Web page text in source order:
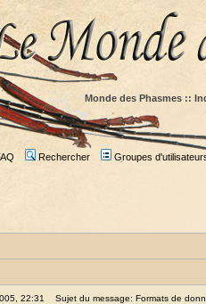
Monde des Phasmes ::
Rechercher Groupes
22:31 Sujet du message: Formats de